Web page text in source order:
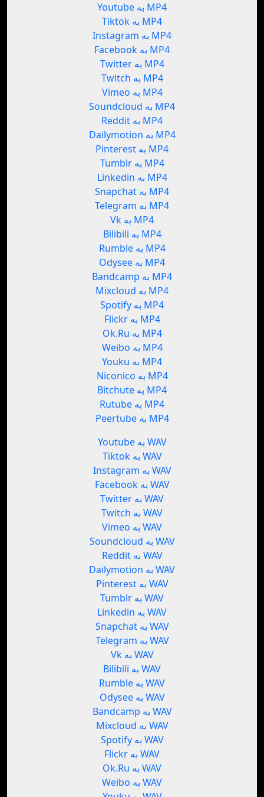
Youtube به MP4
Tiktok به MP4
Instagram به MP4
Facebook به MP4
Twitter به MP4
Twitch به MP4
Vimeo به MP4
Soundcloud به MP4
Reddit به MP4
Dailymotion به MP4
Pinterest به MP4
Tumblr به MP4
Linkedin به MP4
Snapchat به MP4
Telegram به MP4
Vk به MP4
Bilibili به MP4
Rumble به MP4
Odysee به MP4
Bandcamp به MP4
Mixcloud به MP4
Spotify به MP4
Flickr به MP4
Ok.Ru به MP4
Weibo به MP4
Youku به MP4
Niconico به MP4
Bitchute به MP4
Rutube به MP4
Peertube به MP4
Youtube به WAV
Tiktok به WAV
Instagram به WAV
Facebook به WAV
Twitter به WAV
Twitch به WAV
Vimeo به WAV
Soundcloud به WAV
Reddit به WAV
Dailymotion به WAV
Pinterest به WAV
Tumblr به WAV
Linkedin به WAV
Snapchat به WAV
Telegram به WAV
Vk به WAV
Bilibili به WAV
Rumble به WAV
Odysee به WAV
Bandcamp به WAV
Mixcloud به WAV
Spotify به WAV
Flickr به WAV
Ok.Ru به WAV
Weibo به WAV